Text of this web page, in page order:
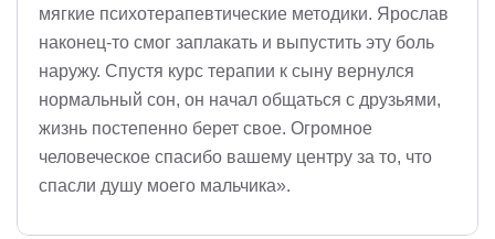
мягкие психотерапевтические методики. Ярослав
наконец-то смог заплакать и выпустить эту боль
наружу. Спустя курс терапии к сыну вернулся
нормальный сон, он начал общаться с друзьями,
жизнь постепенно берет свое. Огромное
человеческое спасибо вашему центру за то, что
спасли душу моего мальчика».